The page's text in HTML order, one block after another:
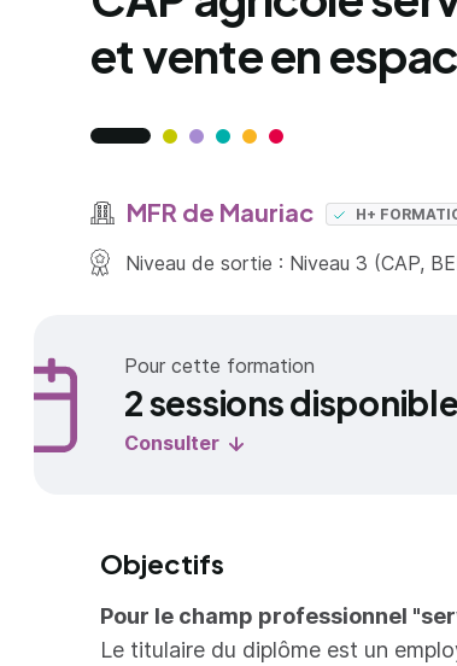
et vente en
MFR de Mauriac H+
Niveau de sortie : Niveau 3 (CAP,
Pour cette formation
2 sessions
Consulter
Objectifs
Pour le champ professionnel
Le titulaire du diplôme est un